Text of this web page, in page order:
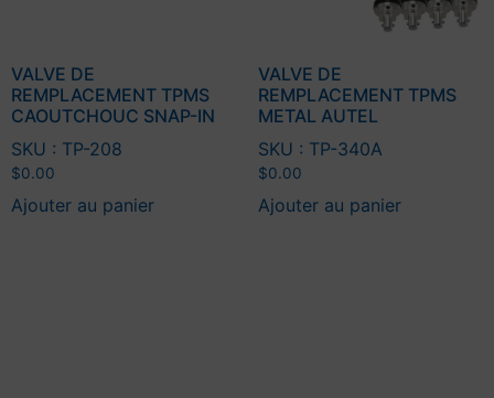
VALVE DE
REMPLACEMENT TPMS
CAOUTCHOUC SNAP-IN
SKU : TP-208
$0.00
Ajouter au panier
VALVE DE
REMPLACEMENT TPMS
METAL AUTEL
SKU : TP-340A
$0.00
Ajouter au panier